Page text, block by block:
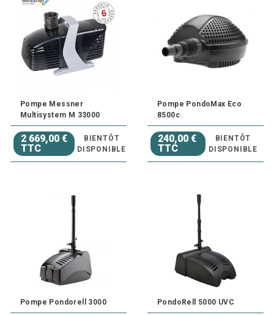
Pompe Messner
Multisystem M 33000
2 669,00 €
TTC
BIENTÔT
DISPONIBLE
Pompe PondoMax Eco
8500c
240,00 €
TTC
BIENTÔT
DISPONIBLE
Pompe Pondorell 3000 PondoRell 5000 UVC